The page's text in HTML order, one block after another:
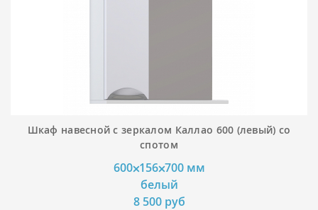
Шкаф навесной с зеркалом Каллао 600 (левый) со
спотом
600⨉156⨉700 мм
белый
8 500 руб